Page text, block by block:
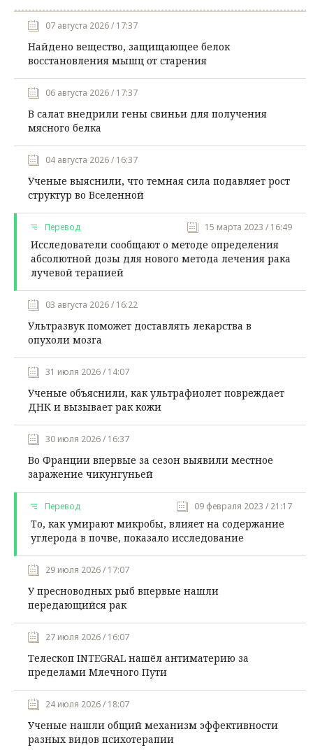
07 августа 2026 / 17:37
Найдено вещество, защищающее белок
восстановления мышц от старения
06 августа 2026 / 17:37
В салат внедрили гены свиньи для получения
мясного белка
04 августа 2026 / 16:37
Ученые выяснили, что темная сила подавляет рост
структур во Вселенной
Перевод 15 марта 2023 / 16:49
Исследователи сообщают о методе определения
абсолютной дозы для нового метода лечения рака
лучевой терапией
03 августа 2026 / 16:22
Ультразвук поможет доставлять лекарства в
опухоли мозга
31 июля 2026 / 14:07
Ученые объяснили, как ультрафиолет повреждает
ДНК и вызывает рак кожи
30 июля 2026 / 16:37
Во Франции впервые за сезон выявили местное
заражение чикунгуньей
Перевод 09 февраля 2023 / 21:17
То, как умирают микробы, влияет на содержание
углерода в почве, показало исследование
29 июля 2026 / 17:07
У пресноводных рыб впервые нашли
передающийся рак
27 июля 2026 / 16:07
Телескоп INTEGRAL нашёл антиматерию за
пределами Млечного Пути
24 июля 2026 / 18:07
Ученые нашли общий механизм эффективности
разных видов психотерапии